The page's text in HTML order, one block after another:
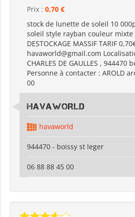
Prix : 0,70 €
stock de lunette de soleil 10
soleil style rayban couleur mixte
DESTOCKAGE MASSIF TARIF
havaworld@gmail.com
CHARLES DE GAULLES , 944470
Personne à contacter : AROLD
00
HAVAWORLD
havaworld
944470 - boissy st leger
06 88 88 45 00